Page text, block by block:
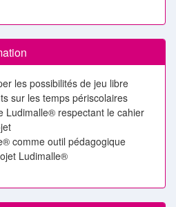
les possibilités de jeu libre
sur les temps périscolaires
Ludimalle® respectant le cahier
comme outil pédagogique
Ludimalle®